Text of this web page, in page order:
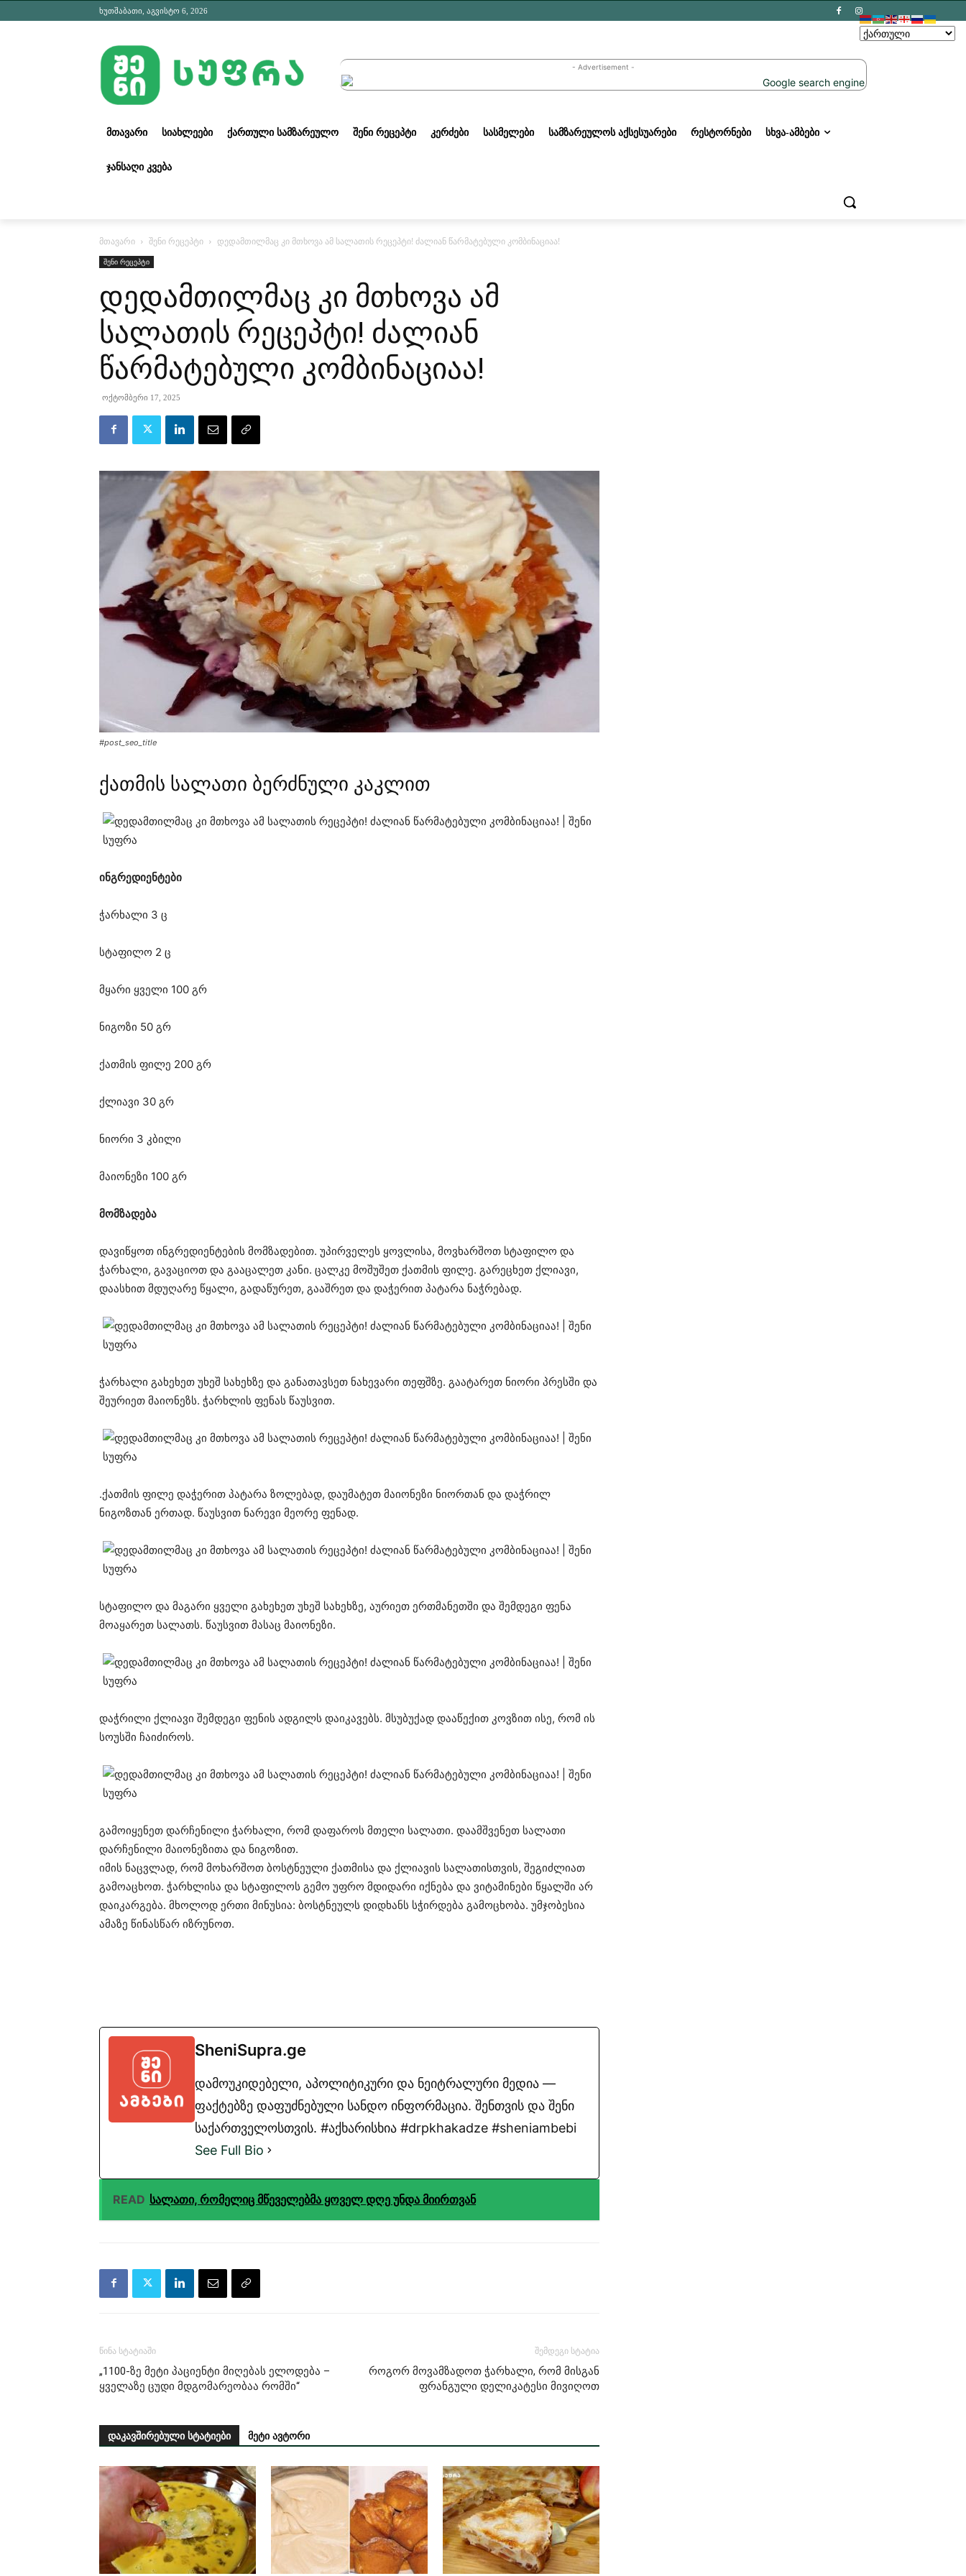
ხუთშაბათი, აგვისტო 6, 2026
- Advertisement -
ᲛᲗᲐᲕᲐᲠᲘ ᲡᲘᲐᲮᲚᲔᲔᲑᲘ ᲥᲐᲠᲗᲣᲚᲘ ᲡᲐᲛᲖᲐᲠᲔᲣᲚᲝ ᲨᲔᲜᲘ ᲠᲔᲪᲔᲞᲢᲘ ᲙᲔᲠᲫᲔᲑᲘ ᲡᲐᲡᲛᲔᲚᲔᲑᲘ ᲡᲐᲛᲖᲐᲠᲔᲣᲚᲝᲡ ᲐᲥᲡᲔᲡᲣᲐᲠᲔᲑᲘ ᲠᲔᲡᲢᲝᲠᲜᲔᲑᲘ ᲡᲮᲕᲐ-ᲐᲛᲑᲔᲑᲘ
ᲯᲐᲜᲡᲐᲦᲘ ᲙᲕᲔᲑᲐ
მთავარი შენი რეცეპტი დედამთილმაც კი მთხოვა ამ სალათის რეცეპტი! ძალიან წარმატებული კომბინაციაა!
შენი რეცეპტი
დედამთილმაც კი მთხოვა ამ
სალათის რეცეპტი! ძალიან
წარმატებული კომბინაციაა!
ოქტომბერი 17, 2025
#post_seo_title
ქათმის სალათი ბერძნული კაკლით
ინგრედიენტები
ჭარხალი 3 ც
სტაფილო 2 ც
მყარი ყველი 100 გრ
ნიგოზი 50 გრ
ქათმის ფილე 200 გრ
ქლიავი 30 გრ
ნიორი 3 კბილი
მაიონეზი 100 გრ
მომზადება
დავიწყოთ ინგრედიენტების მომზადებით. უპირველეს ყოვლისა, მოვხარშოთ სტაფილო და
ჭარხალი, გავაციოთ და გააცალეთ კანი. ცალკე მოშუშეთ ქათმის ფილე. გარეცხეთ ქლიავი,
დაასხით მდუღარე წყალი, გადაწურეთ, გააშრეთ და დაჭერით პატარა ნაჭრებად.
ჭარხალი გახეხეთ უხეშ სახეხზე და განათავსეთ ნახევარი თეფშზე. გაატარეთ ნიორი პრესში და
შეურიეთ მაიონეზს. ჭარხლის ფენას წაუსვით.
.ქათმის ფილე დაჭერით პატარა ზოლებად, დაუმატეთ მაიონეზი ნიორთან და დაჭრილ
ნიგოზთან ერთად. წაუსვით ნარევი მეორე ფენად.
სტაფილო და მაგარი ყველი გახეხეთ უხეშ სახეხზე, აურიეთ ერთმანეთში და შემდეგი ფენა
მოაყარეთ სალათს. წაუსვით მასაც მაიონეზი.
დაჭრილი ქლიავი შემდეგი ფენის ადგილს დაიკავებს. მსუბუქად დააწექით კოვზით ისე, რომ ის
სოუსში ჩაიძიროს.
გამოიყენეთ დარჩენილი ჭარხალი, რომ დაფაროს მთელი სალათი. დაამშვენეთ სალათი
დარჩენილი მაიონეზითა და ნიგოზით.
იმის ნაცვლად, რომ მოხარშოთ ბოსტნეული ქათმისა და ქლიავის სალათისთვის, შეგიძლიათ
გამოაცხოთ. ჭარხლისა და სტაფილოს გემო უფრო მდიდარი იქნება და ვიტამინები წყალში არ
დაიკარგება. მხოლოდ ერთი მინუსია: ბოსტნეულს დიდხანს სჭირდება გამოცხობა. უმჯობესია
ამაზე წინასწარ იზრუნოთ.
SheniSupra.ge
დამოუკიდებელი, აპოლიტიკური და ნეიტრალური მედია —
ფაქტებზე დაფუძნებული სანდო ინფორმაცია. შენთვის და შენი
საქართველოსთვის. #აქხარისხია #drpkhakadze #sheniambebi
See Full Bio
READ სალათი, რომელიც მწეველებმა ყოველ დღე უნდა მიირთვან
წინა სტატიაში
„1100-ზე მეტი პაციენტი მიღებას ელოდება –
ყველაზე ცუდი მდგომარეობაა რომში“
შემდეგი სტატია
როგორ მოვამზადოთ ჭარხალი, რომ მისგან
ფრანგული დელიკატესი მივიღოთ
დაკავშირებული სტატიები მეტი ავტორი